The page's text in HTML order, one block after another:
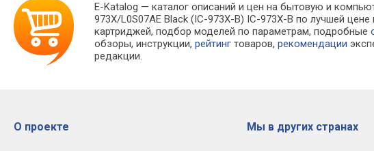
E-Katalog — каталог описаний и цен на бытовую и
973X/L0S07AE Black (IC-973X-B) IC-973X-B по лучшей
картриджей, подбор моделей по параметрам, подробные
обзоры, инструкции,рейтинг товаров,рекомендации
редакции.
О проекте Мы в других странах